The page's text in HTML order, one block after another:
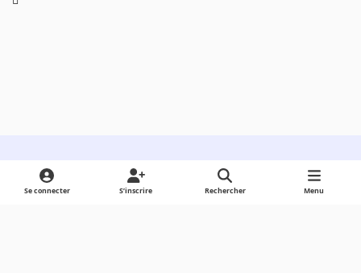
Light ModeDark ModeSystem Preference
Se connecter S’inscrire Rechercher Menu